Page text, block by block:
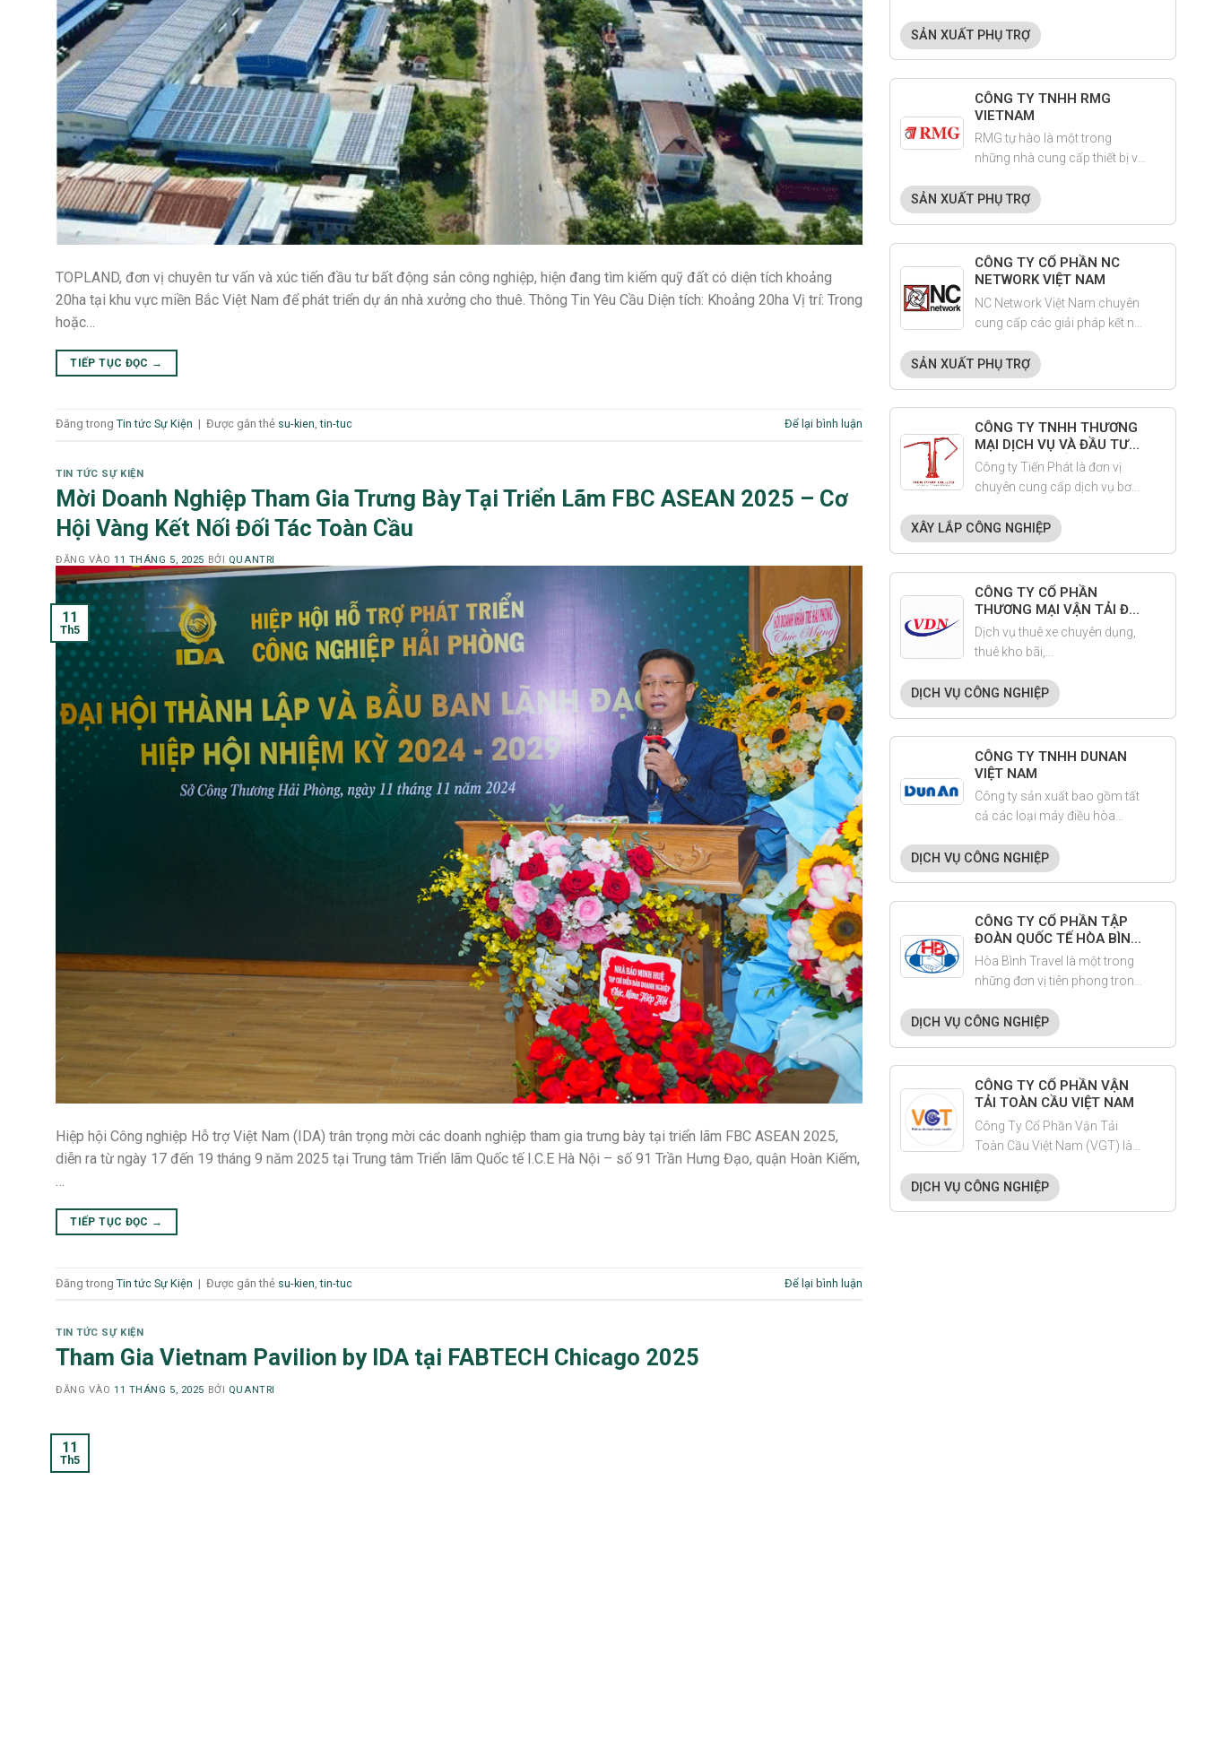
TOPLAND, đơn vị chuyên tư vấn và xúc tiến đầu tư bất động sản công nghiệp, hiện đang tìm kiếm quỹ đất có diện tích khoảng
20ha tại khu vực miền Bắc Việt Nam để phát triển dự án nhà xưởng cho thuê. Thông Tin Yêu Cầu Diện tích: Khoảng 20ha Vị trí: Trong
hoặc…
TIẾP TỤC ĐỌC →
Đăng trong Tin tức Sự Kiện | Được gắn thẻ su-kien,tin-tuc Để lại bình luận
TIN TỨC SỰ KIỆN
Mời Doanh Nghiệp Tham Gia Trưng Bày Tại Triển Lãm FBC ASEAN 2025 – Cơ
Hội Vàng Kết Nối Đối Tác Toàn Cầu
ĐĂNG VÀO11 THÁNG 5, 2025 BỞI QUANTRI
11
Th5
Hiệp hội Công nghiệp Hỗ trợ Việt Nam (IDA) trân trọng mời các doanh nghiệp tham gia trưng bày tại triển lãm FBC ASEAN 2025,
diễn ra từ ngày 17 đến 19 tháng 9 năm 2025 tại Trung tâm Triển lãm Quốc tế I.C.E Hà Nội – số 91 Trần Hưng Đạo, quận Hoàn Kiếm,
…
TIẾP TỤC ĐỌC →
Đăng trong Tin tức Sự Kiện | Được gắn thẻ su-kien ,tin-tuc Để lại bình luận
TIN TỨC SỰ KIỆN
Tham Gia Vietnam Pavilion by IDA tại FABTECH Chicago 2025
ĐĂNG VÀO11 THÁNG 5, 2025 BỞI QUANTRI
11
Th5
SẢN XUẤT PHỤ TRỢ
CÔNG TY TNHH RMG
VIETNAM
SẢN XUẤT PHỤ TRỢ
RMG tự hào là một trong
những nhà cung cấp thiết bị và
các công ty sản xuất điện tử
CÔNG TY CỔ PHẦN NC
NETWORK VIỆT NAM
SẢN XUẤT PHỤ TRỢ
NC Network Việt Nam chuyên
cung cấp các giải pháp kết nối
ngành chế tạo. Với mục tiêu
xây dựng cầu nối giữa các
Nam.
CÔNG TY TNHH THƯƠNG
MẠI DỊCH VỤ VÀ ĐẦU TƯ
XÂY DỰNG TIẾN PHÁT
XÂY LẮP CÔNG NGHIỆP
Công ty Tiến Phát là đơn vị
chuyên cung cấp dịch vụ bơm
thành phố Hải Phòng.
CÔNG TY CỔ PHẦN
THƯƠNG MẠI VẬN TẢI ĐẠI
NGUYÊN
DỊCH VỤ CÔNG NGHIỆP
Dịch vụ thuê xe chuyên dụng,
thuê kho bãi,...
CÔNG TY TNHH DUNAN
VIỆT NAM
DỊCH VỤ CÔNG NGHIỆP
Công ty sản xuất bao gồm tất
cả các loại máy điều hòa
không khí(FCU), thiết bị xử lý
không khí (AHU) và các thiết bị
sự, điện hạt nhân, truyền
thông, vận tải đường sắt....
CÔNG TY CỔ PHẦN TẬP
ĐOÀN QUỐC TẾ HÒA BÌNH
TRAVEL
DỊCH VỤ CÔNG NGHIỆP
Hòa Bình Travel là một trong
những đơn vị tiên phong trong
hơn 15 năm kinh nghiệm tổ
chức tour trong nước, quốc tế
nghiệp.
CÔNG TY CỔ PHẦN VẬN
TẢI TOÀN CẦU VIỆT NAM
DỊCH VỤ CÔNG NGHIỆP
Công Ty Cổ Phần Vận Tải
Toàn Cầu Việt Nam (VGT) là
nghiệp tiên phong trong lĩnh
vực vận tải và logistics tại Việt